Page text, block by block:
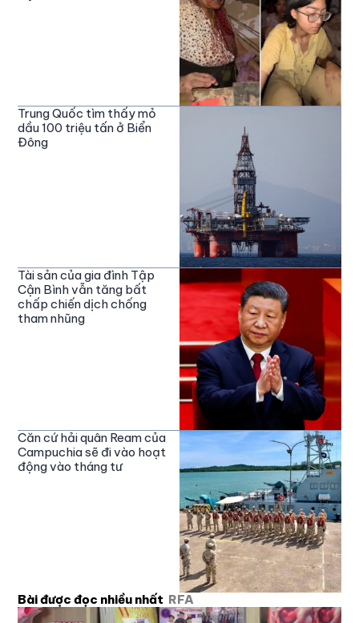
Trung Quốc tìm thấy mỏ
dầu 100 triệu tấn ở Biển
Đông
Tài sản của gia đình Tập
Cận Bình vẫn tăng bất
chấp chiến dịch chống
tham nhũng
Căn cứ hải quân Ream của
Campuchia sẽ đi vào hoạt
động vào tháng tư
Bài được đọc nhiều nhất RFA